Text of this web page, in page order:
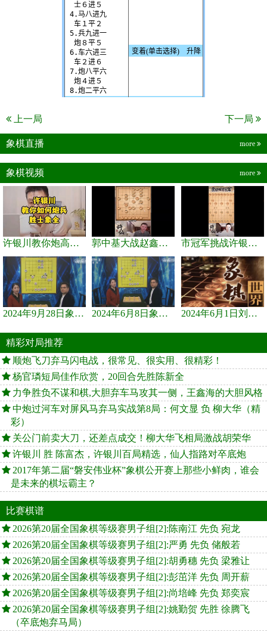
上一局 下一局
象棋直播 more
象棋视频 more
许银川教你炮高兵士象全如何赢士象全，简单四步即可 郭中基大战赵鑫鑫，许银川激情讲解 市冠军挑战许银川，急进中兵变化真激烈！
2024年9月28日象棋世界栏目，刘君、蒋川讲解了第九届杨官璘杯象棋... 2024年6月8日象棋世界，刘君、蒋川讲解了第九届杨官璘杯全国象棋... 2024年6月1日刘君、蒋川讲解第三届上海杯象棋大师赛谢靖与李少庚...
精彩对局推荐
顺炮飞刀弃马闪电战，很常见、很实用、很精彩！
杨官璘短局佳作欣赏，20回合先胜陈新全
力争胜负不谋和棋,大胆弃车马攻其一侧，王鑫海的大胆风格
中炮过河车对屏风马弃马实战第8局：何文显 负 柳大华（精
彩）
关公门前卖大刀，还差点成交！柳大华飞相局激战胡荣华
许银川 胜 陈富杰，许银川百局精选，仙人指路对卒底炮
2017年第二届“磐安伟业杯”象棋公开赛上那些小鲜肉，谁会
是未来的棋坛霸主？
比赛棋谱
2026第20届全国象棋等级赛男子组[2]:陈南江 先负 宛龙
2026第20届全国象棋等级赛男子组[2]:严勇 先负 储般若
2026第20届全国象棋等级赛男子组[2]:胡勇穗 先负 梁雅让
2026第20届全国象棋等级赛男子组[2]:彭茁洋 先负 周开薪
2026第20届全国象棋等级赛男子组[2]:尚培峰 先负 郑奕宸
2026第20届全国象棋等级赛男子组[2]:姚勤贺 先胜 徐腾飞
（卒底炮弃马局）